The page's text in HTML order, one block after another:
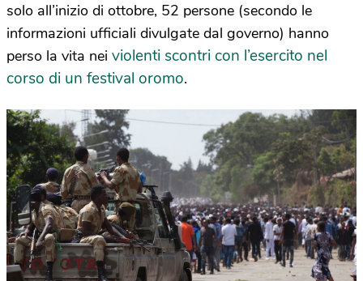
solo all’inizio di ottobre, 52 persone (secondo le
informazioni ufficiali divulgate dal governo) hanno
perso la vita nei violenti scontri con l’esercito nel
corso di un festival oromo.